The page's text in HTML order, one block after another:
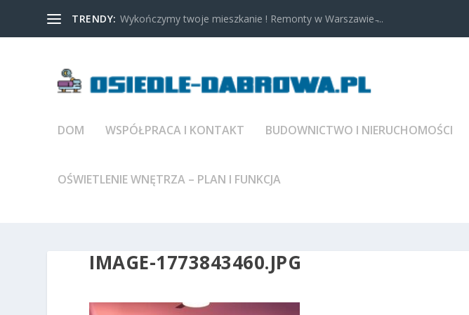
TRENDY: Wykończymy twoje mieszkanie ! Remonty w Warszawie ̵...
DOM WSPÓŁPRACA I KONTAKT BUDOWNICTWO I NIERUCHOMOŚCI
OŚWIETLENIE WNĘTRZA – PLAN I FUNKCJA
IMAGE-1773843460.JPG